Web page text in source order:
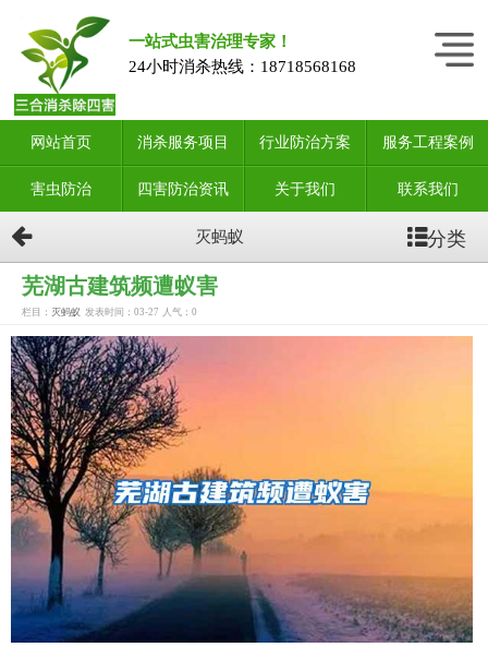
一站式虫害治理专家！
24小时消杀热线： 18718568168
网站首页 消杀服务项目 行业防治方案 服务工程案例
害虫防治 四害防治资讯 关于我们 联系我们
灭蚂蚁 分类
芜湖古建筑频遭蚁害
栏目： 灭蚂蚁 发表时间：03-27 人气： 0